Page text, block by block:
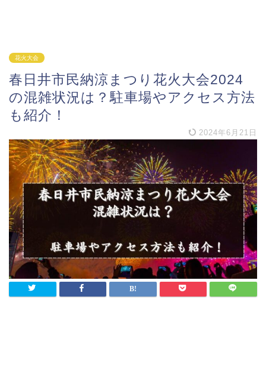
花火大会
春日井市民納涼まつり花火大会2024
の混雑状況は？駐車場やアクセス方法
も紹介！
2024年6月21日